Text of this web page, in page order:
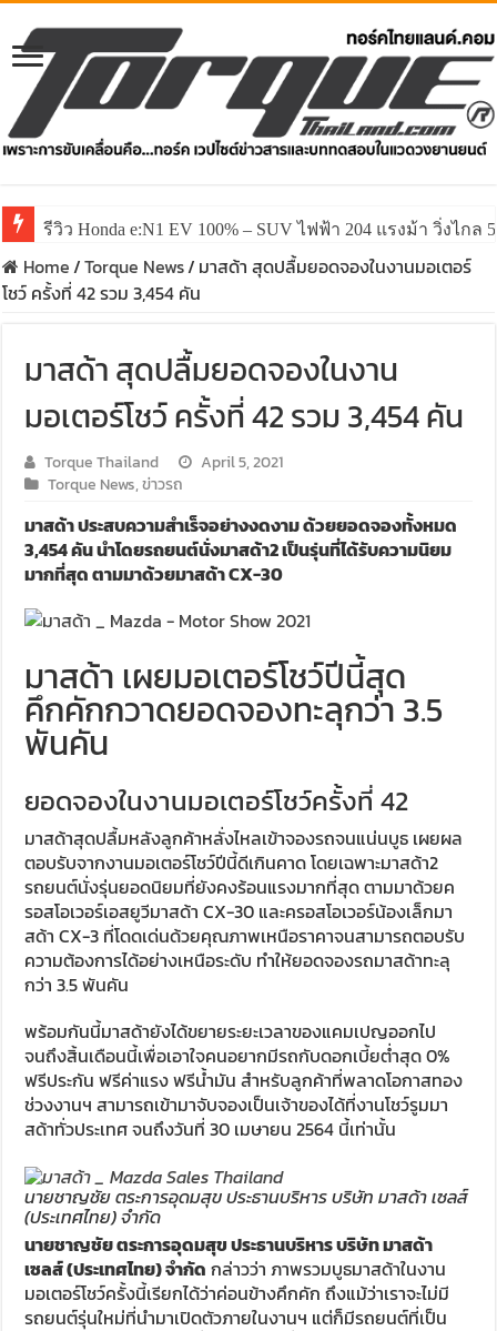
รีวิว Honda e:N1 EV 100% – SUV ไฟฟ้า 204 แรงม้า วิ่งไกล
รีวิว ลองขับ All New GWM HAVAL H6 ปรับโฉมหน้าใหม่
Home/Torque News/ มาสด้า สุดปลื้มยอดจองในงานมอเตอร์
โชว์ ครั้งที่ 42 รวม 3,454 คัน
มาสด้า สุดปลื้มยอดจองในงาน
มอเตอร์โชว์ ครั้งที่ 42 รวม 3,454 คัน
Torque Thailand
April 5, 2021
Torque News,ข่าวรถ
มาสด้า ประสบความสำเร็จอย่างงดงาม ด้วยยอดจองทั้งหมด
3,454 คัน นำโดยรถยนต์นั่งมาสด้า2 เป็นรุ่นที่ได้รับความนิยม
มากที่สุด ตามมาด้วยมาสด้า CX-30
มาสด้า เผยมอเตอร์โชว์ปีนี้สุด
คึกคักกวาดยอดจองทะลุกว่า 3.5
พันคัน
ยอดจองในงานมอเตอร์โชว์ครั้งที่ 42
มาสด้าสุดปลื้มหลังลูกค้าหลั่งไหลเข้าจองรถจนแน่นบูธ เผยผล
ตอบรับจากงานมอเตอร์โชว์ปีนี้ดีเกินคาด โดยเฉพาะมาสด้า2
รถยนต์นั่งรุ่นยอดนิยมที่ยังคงร้อนแรงมากที่สุด ตามมาด้วยค
รอสโอเวอร์เอสยูวีมาสด้า CX-30 และครอสโอเวอร์น้องเล็กมา
สด้า CX-3 ที่โดดเด่นด้วยคุณภาพเหนือราคาจนสามารถตอบรับ
ความต้องการได้อย่างเหนือระดับ ทำให้ยอดจองรถมาสด้าทะลุ
กว่า 3.5 พันคัน
พร้อมกันนี้มาสด้ายังได้ขยายระยะเวลาของแคมเปญออกไป
จนถึงสิ้นเดือนนี้เพื่อเอาใจคนอยากมีรถกับดอกเบี้ยต่ำสุด 0%
ฟรีประกัน ฟรีค่าแรง ฟรีน้ำมัน สำหรับลูกค้าที่พลาดโอกาสทอง
ช่วงงานฯ สามารถเข้ามาจับจองเป็นเจ้าของได้ที่งานโชว์รูมมา
สด้าทั่วประเทศ จนถึงวันที่ 30 เมษายน 2564 นี้เท่านั้น
นายชาญชัย ตระการอุดมสุข ประธานบริหาร บริษัท มาสด้า เซลส์
(ประเทศไทย) จำกัด
นายชาญชัย ตระการอุดมสุข ประธานบริหาร บริษัท มาสด้า
เซลส์ (ประเทศไทย) จำกัด กล่าวว่า ภาพรวมบูธมาสด้าในงาน
มอเตอร์โชว์ครั้งนี้เรียกได้ว่าค่อนข้างคึกคัก ถึงแม้ว่าเราจะไม่มี
รถยนต์รุ่นใหม่ที่นำมาเปิดตัวภายในงานฯ แต่ก็มีรถยนต์ที่เป็น